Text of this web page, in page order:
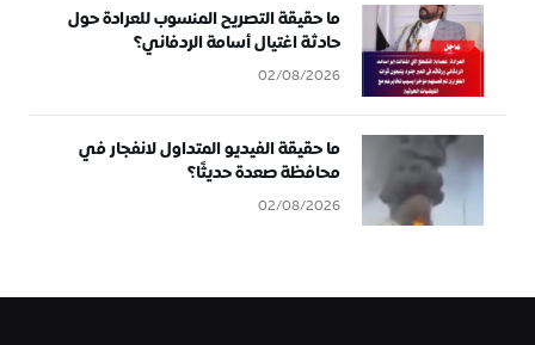
ما حقيقة التصريح المنسوب للعرادة حول
حادثة اغتيال أسامة الردفاني؟
02/08/2026
ما حقيقة الفيديو المتداول لانفجار في
محافظة صعدة حديثًا؟
02/08/2026